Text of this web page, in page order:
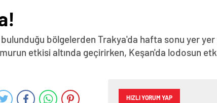
bulunduğu bölgelerden Trakya'da hafta sonu yer
etkisi altında geçirirken, Keşan'da lodosun
HIZLI YORUM YAP